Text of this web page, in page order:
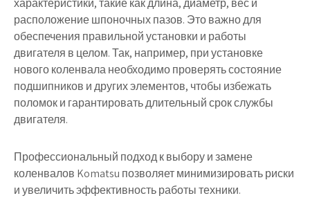
характеристики, такие как длина, диаметр, вес и
расположение шпоночных пазов. Это важно для
обеспечения правильной установки и работы
двигателя в целом. Так, например, при установке
нового коленвала необходимо проверять состояние
подшипников и других элементов, чтобы избежать
поломок и гарантировать длительный срок службы
двигателя.
Профессиональный подход к выбору и замене
коленвалов Komatsu позволяет минимизировать риски
и увеличить эффективность работы техники.